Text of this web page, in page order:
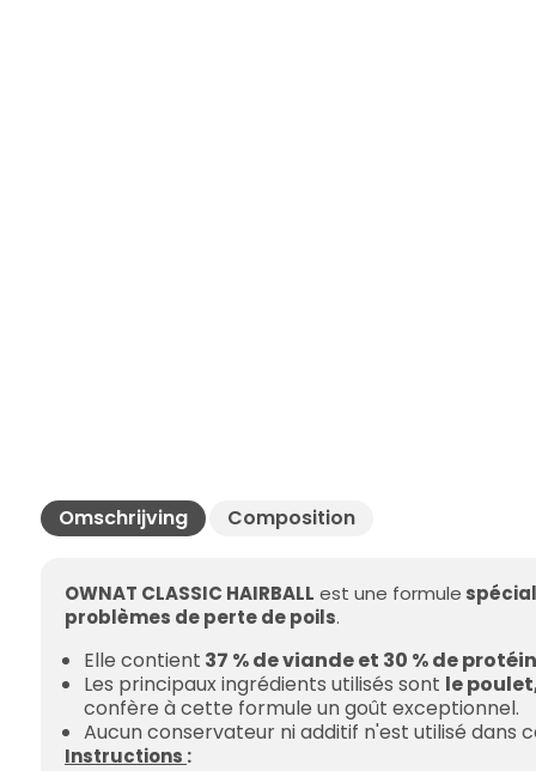
Omschrijving Composition
OWNAT CLASSIC HAIRBALL est une formule
problèmes de perte de poils.
Elle contient 37 % de viande et 30 % de
Les principaux ingrédients utilisés sont le
confère à cette formule un goût exceptionnel.
Aucun conservateur ni additif n'est utilisé dans
Instructions :